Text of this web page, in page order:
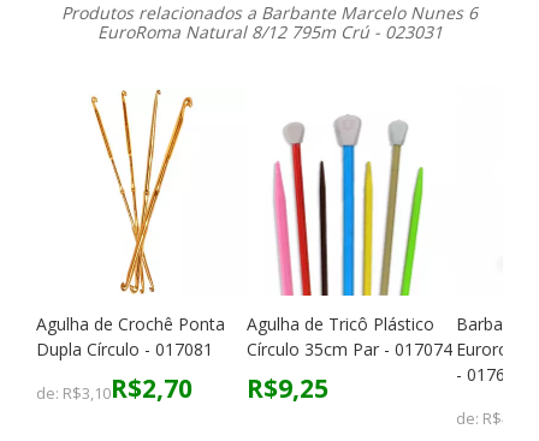
Produtos relacionados a Barbante Marcelo Nunes 6
EuroRoma Natural 8/12 795m Crú - 023031
Agulha de Crochê Ponta
Dupla Círculo - 017081
de: R$3,10R$2,70
Agulha de Tricô Plástico
Círculo 35cm Par - 017074
R$9,25
Barbante
Euroroma
- 017636
de: R$4,50